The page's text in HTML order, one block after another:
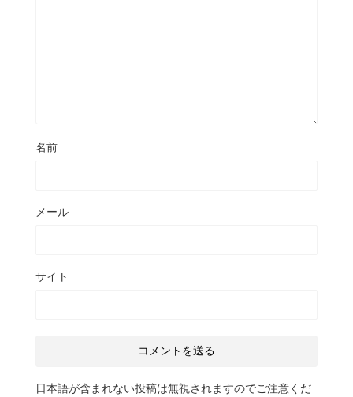
名前
メール
サイト
日本語が含まれない投稿は無視されますのでご注意くだ